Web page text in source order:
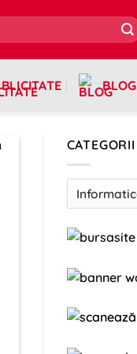
BLOG
CATEGORII
Categorii